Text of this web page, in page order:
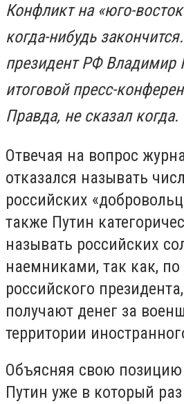
Конфликт на «юго-
когда-нибудь
президент РФ Владимир
итоговой пресс-
Правда, не сказал когда.
Отвечая на вопрос
отказался называть
российских
также Путин
называть российских
наемниками, так как,
российского
получают денег за
территории
Объясняя свою позицию
Путин уже в который